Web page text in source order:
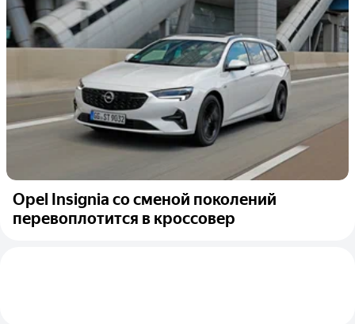
Opel Insignia со сменой поколений
перевоплотится в кроссовер